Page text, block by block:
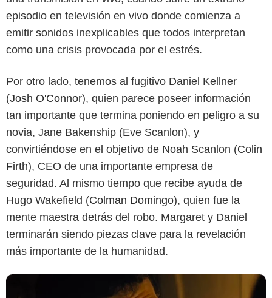
episodio en televisión en vivo donde comienza a
emitir sonidos inexplicables que todos interpretan
como una crisis provocada por el estrés.
Por otro lado, tenemos al fugitivo Daniel Kellner
(Josh O'Connor), quien parece poseer información
tan importante que termina poniendo en peligro a su
novia, Jane Bakenship (Eve Scanlon), y
convirtiéndose en el objetivo de Noah Scanlon (Colin
Firth), CEO de una importante empresa de
seguridad. Al mismo tiempo que recibe ayuda de
Hugo Wakefield (Colman Domingo), quien fue la
mente maestra detrás del robo. Margaret y Daniel
terminarán siendo piezas clave para la revelación
más importante de la humanidad.